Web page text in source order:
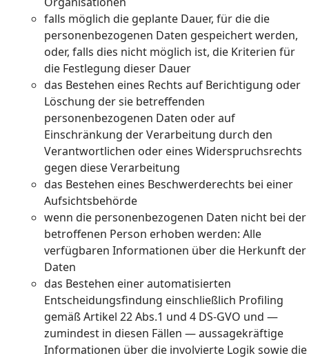
falls möglich die geplante Dauer, für die die
personenbezogenen Daten gespeichert werden,
oder, falls dies nicht möglich ist, die Kriterien für
die Festlegung dieser Dauer
das Bestehen eines Rechts auf Berichtigung oder
Löschung der sie betreffenden
personenbezogenen Daten oder auf
Einschränkung der Verarbeitung durch den
Verantwortlichen oder eines Widerspruchsrechts
gegen diese Verarbeitung
das Bestehen eines Beschwerderechts bei einer
Aufsichtsbehörde
wenn die personenbezogenen Daten nicht bei der
betroffenen Person erhoben werden: Alle
verfügbaren Informationen über die Herkunft der
Daten
das Bestehen einer automatisierten
Entscheidungsfindung einschließlich Profiling
gemäß Artikel 22 Abs.1 und 4 DS-GVO und —
zumindest in diesen Fällen — aussagekräftige
Informationen über die involvierte Logik sowie die